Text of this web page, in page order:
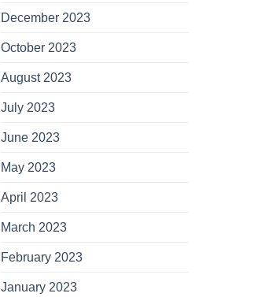
December 2023
October 2023
August 2023
July 2023
June 2023
May 2023
April 2023
March 2023
February 2023
January 2023